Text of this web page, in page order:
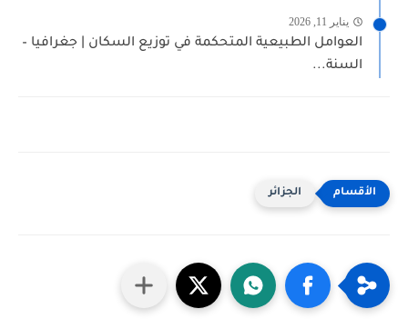
يناير 11, 2026
العوامل الطبيعية المتحكمة في توزيع السكان | جغرافيا –
السنة...
الجزائر